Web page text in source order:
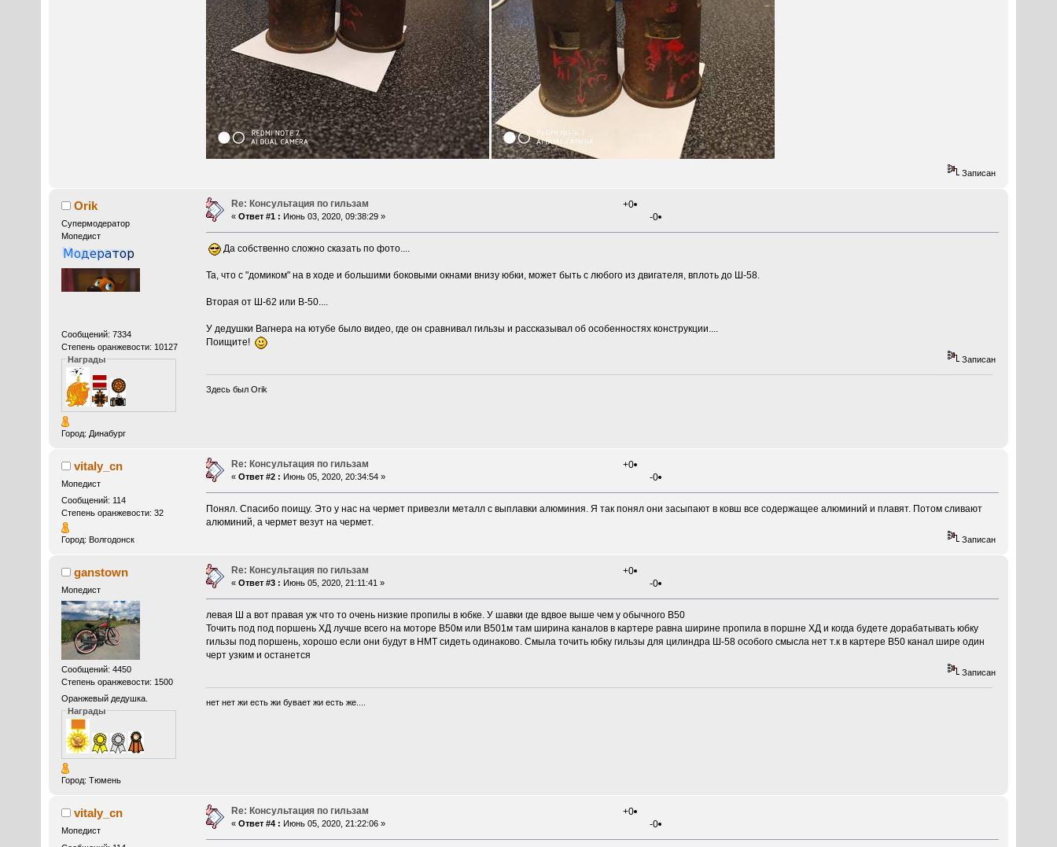
Записан
Orik
Супермодератор
Мопедист
Сообщений: 7334
Степень оранжевости: 10127
Награды
Город: Динабург
Re: Консультация по гильзам
« Ответ #1 : Июнь 03, 2020, 09:38:29 »
+0
-0
Да собственно сложно сказать по фото....
Та, что с "домиком" на в ходе и большими боковыми окнами внизу юбки, может быть с любого из двигателя, вплоть до Ш-58.
Вторая от Ш-62 или В-50....
У дедушки Вагнера на ютубе было видео, где он сравнивал гильзы и рассказывал об особенностях конструкции....
Поищите!
Записан
Здесь был Orik
vitaly_cn
Мопедист
Сообщений: 114
Степень оранжевости: 32
Город: Волгодонск
Re: Консультация по гильзам
« Ответ #2 : Июнь 05, 2020, 20:34:54 »
+0
-0
Понял. Спасибо поищу. Это у нас на чермет привезли металл с выплавки алюминия. Я так понял они засыпают в ковш все содержащее алюминий и плавят. Потом сливают
алюминий, а чермет везут на чермет.
Записан
ganstown
Мопедист
Сообщений: 4450
Степень оранжевости: 1500
Оранжевый дедушка.
Награды
Город: Тюмень
Re: Консультация по гильзам
« Ответ #3 : Июнь 05, 2020, 21:11:41 »
+0
-0
левая Ш а вот правая уж что то очень низкие пропилы в юбке. У шавки где вдвое выше чем у обычного В50
Точить под под поршень ХД лучше всего на моторе В50м или В501м там ширина каналов в картере равна ширине пропила в поршне ХД и когда будете дорабатывать юбку
гильзы под поршень, хорошо если они будут в НМТ сидеть одинаково. Смыла точить юбку гильзы для цилиндра Ш-58 особого смысла нет т.к в картере В50 канал шире один
черт узким и останется
Записан
нет нет жи есть жи бувает жи есть же....
vitaly_cn
Мопедист
Re: Консультация по гильзам
« Ответ #4 : Июнь 05, 2020, 21:22:06 »
+0
-0